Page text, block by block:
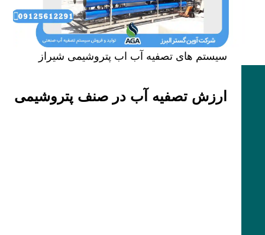
سیستم های تصفیه آب اب پتروشیمی شیراز
ارزش تصفیه آب در صنف پتروشیمی